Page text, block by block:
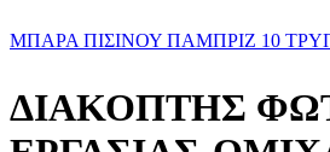
ΜΠΑΡΑ ΠΙΣΙΝΟΥ ΠΑΜΠΡΙΖ 10
ΔΙΑΚΟΠΤΗΣ